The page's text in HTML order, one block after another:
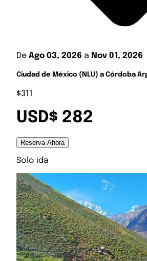
De Ago 03, 2026 a Nov 01, 2026
Ciudad de México (NLU) a Córdoba
$311
USD$ 282
Reserva Ahora
Solo ida